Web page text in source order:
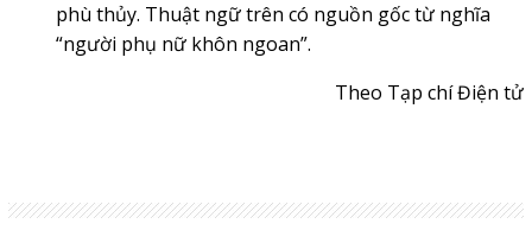
phù thủy. Thuật ngữ trên có nguồn gốc từ nghĩa
“người phụ nữ khôn ngoan”.
Theo Tạp chí Điện tử